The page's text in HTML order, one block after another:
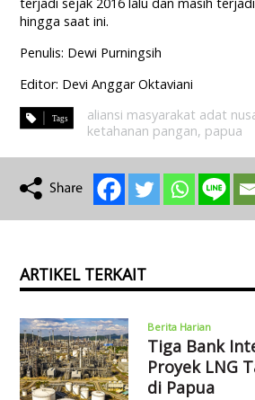
hingga saat ini.
Penulis: Dewi Purningsih
Editor: Devi Anggar Oktaviani
aliansi masyarakat adat
ketahanan pangan, papua
ARTIKEL TERKAIT
Berita Harian
Tiga Bank
Proyek LNG
di Papua